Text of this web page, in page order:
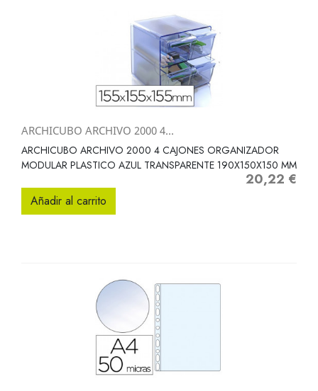
ARCHICUBO ARCHIVO 2000 4...
ARCHICUBO ARCHIVO 2000 4 CAJONES ORGANIZADOR
MODULAR PLASTICO AZUL TRANSPARENTE 190X150X150 MM
Precio
20,22 €
Añadir al carrito